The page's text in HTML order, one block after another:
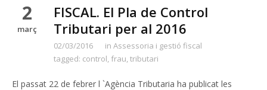
2
març
FISCAL. El Pla de Control
Tributari per al 2016
02/03/2016 in Assessoria i gestió fiscal
tagged: control, frau,tributari
El passat 22 de febrer l `Agència Tributaria ha publicat les